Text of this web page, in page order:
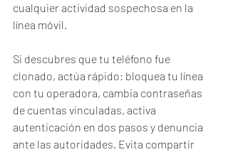
cualquier actividad sospechosa en la
línea móvil.
Si descubres que tu teléfono fue
clonado, actúa rápido: bloquea tu línea
con tu operadora, cambia contraseñas
de cuentas vinculadas, activa
autenticación en dos pasos y denuncia
ante las autoridades. Evita compartir